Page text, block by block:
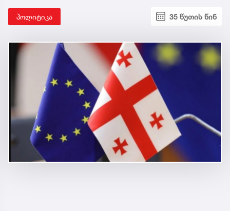
პოლიტიკა 35 წუთის წინ